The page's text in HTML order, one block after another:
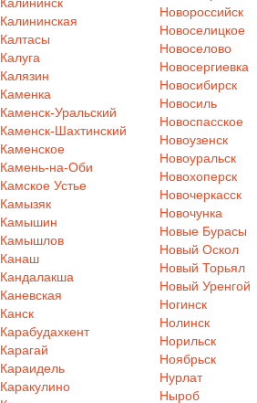
Калининская
Калтасы
Калуга
Калязин
Каменка
Каменск-Уральский
Каменск-Шахтинский
Каменское
Камень-на-Оби
Камское Устье
Камызяк
Камышин
Камышлов
Канаш
Кандалакша
Каневская
Канск
Карабудахкент
Карагай
Караидель
Каракулино
Новороссийск
Новоселицкое
Новоселово
Новосергиевка
Новосибирск
Новосиль
Новоспасское
Новоузенск
Новоуральск
Новохоперск
Новочеркасск
Новочунка
Новые Бурасы
Новый Оскол
Новый Торьял
Новый Уренгой
Ногинск
Нолинск
Норильск
Ноябрьск
Нурлат
Ныроб